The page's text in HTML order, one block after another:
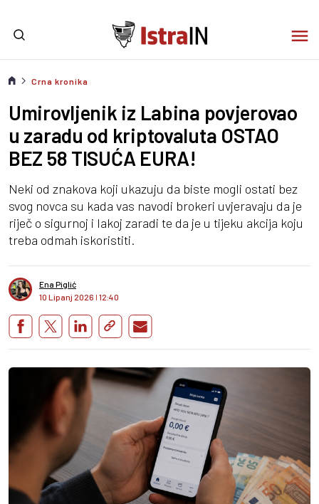
Crna kronika
Umirovljenik iz Labina povjerovao
u zaradu od kriptovaluta OSTAO
BEZ 58 TISUĆA EURA!
Neki od znakova koji ukazuju da biste mogli ostati bez
svog novca su kada vas navodi brokeri uvjeravaju da je
riječ o sigurnoj i lakoj zaradi te da je u tijeku akcija koju
treba odmah iskoristiti.
Ena Piglić
10 Lipanj 2026 I 12:40